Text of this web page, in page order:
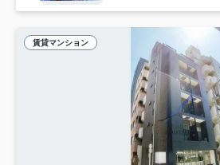
賃貸マンション